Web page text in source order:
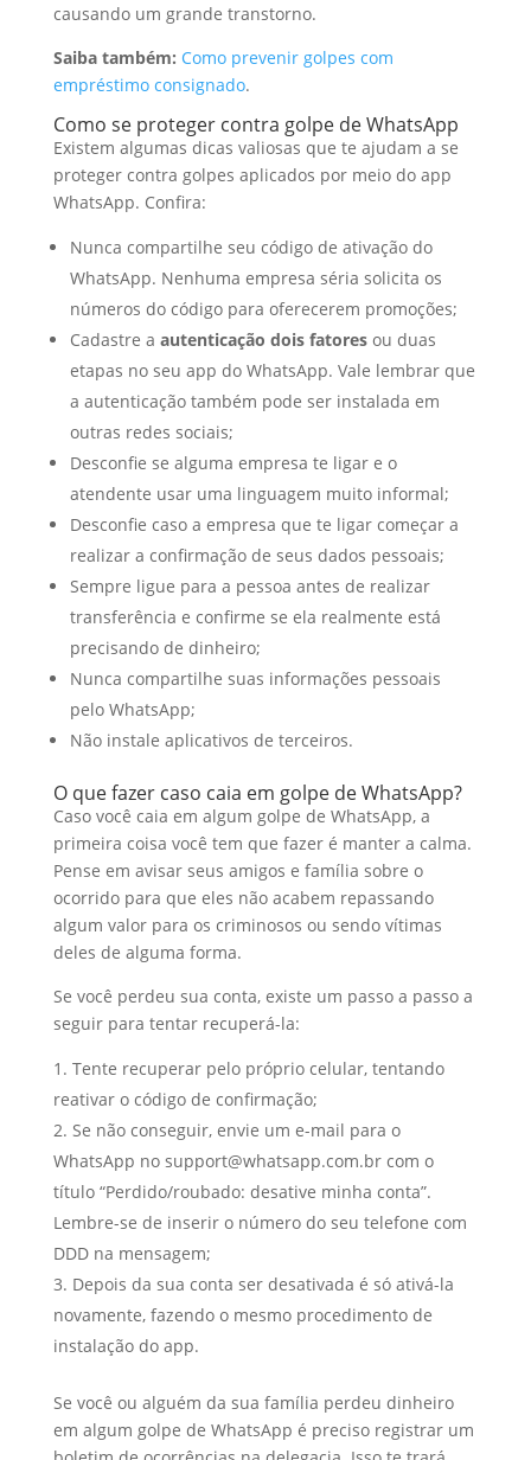
causando um grande transtorno.
Saiba também: Como prevenir golpes com
empréstimo consignado.
Como se proteger contra golpe de WhatsApp
Existem algumas dicas valiosas que te ajudam a se
proteger contra golpes aplicados por meio do app
WhatsApp. Confira:
Nunca compartilhe seu código de ativação do
WhatsApp. Nenhuma empresa séria solicita os
números do código para oferecerem promoções;
Cadastre a autenticação dois fatoresou duas
etapas no seu app do WhatsApp. Vale lembrar que
a autenticação também pode ser instalada em
outras redes sociais;
Desconfie se alguma empresa te ligar e o
atendente usar uma linguagem muito informal;
Desconfie caso a empresa que te ligar começar a
realizar a confirmação de seus dados pessoais;
Sempre ligue para a pessoa antes de realizar
transferência e confirme se ela realmente está
precisando de dinheiro;
Nunca compartilhe suas informações pessoais
pelo WhatsApp;
Não instale aplicativos de terceiros.
O que fazer caso caia em golpe de WhatsApp?
Caso você caia em algum golpe de WhatsApp, a
primeira coisa você tem que fazer é manter a calma.
Pense em avisar seus amigos e família sobre o
ocorrido para que eles não acabem repassando
algum valor para os criminosos ou sendo vítimas
deles de alguma forma.
Se você perdeu sua conta, existe um passo a passo a
seguir para tentar recuperá-la:
Tente recuperar pelo próprio celular, tentando
reativar o código de confirmação;
Se não conseguir, envie um e-mail para o
WhatsApp no support@whatsapp.com.br com o
título “Perdido/roubado: desative minha conta”.
Lembre-se de inserir o número do seu telefone com
DDD na mensagem;
Depois da sua conta ser desativada é só ativá-la
novamente, fazendo o mesmo procedimento de
instalação do app.
Se você ou alguém da sua família perdeu dinheiro
em algum golpe de WhatsApp é preciso registrar um